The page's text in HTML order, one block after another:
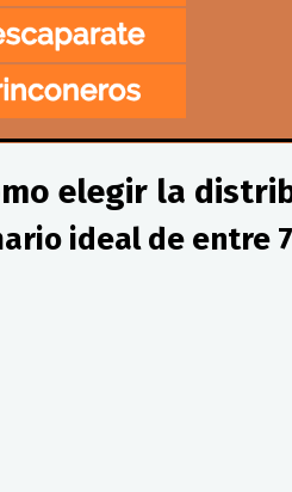
elegir la
ideal de entre